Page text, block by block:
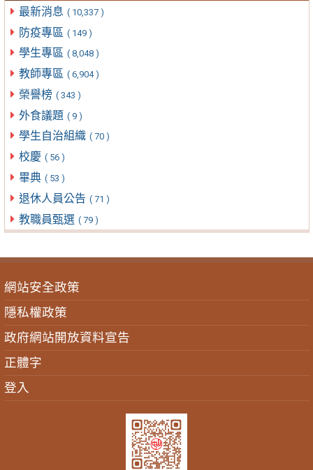
最新消息 ( 10,337 )
防疫專區 ( 149 )
學生專區 ( 8,048 )
教師專區 ( 6,904 )
榮譽榜 ( 343 )
外食議題 ( 9 )
學生自治組織 ( 70 )
校慶 ( 56 )
畢典 ( 53 )
退休人員公告 ( 71 )
教職員甄選 ( 79 )
網站安全政策
隱私權政策
政府網站開放資料宣告
正體字
登入